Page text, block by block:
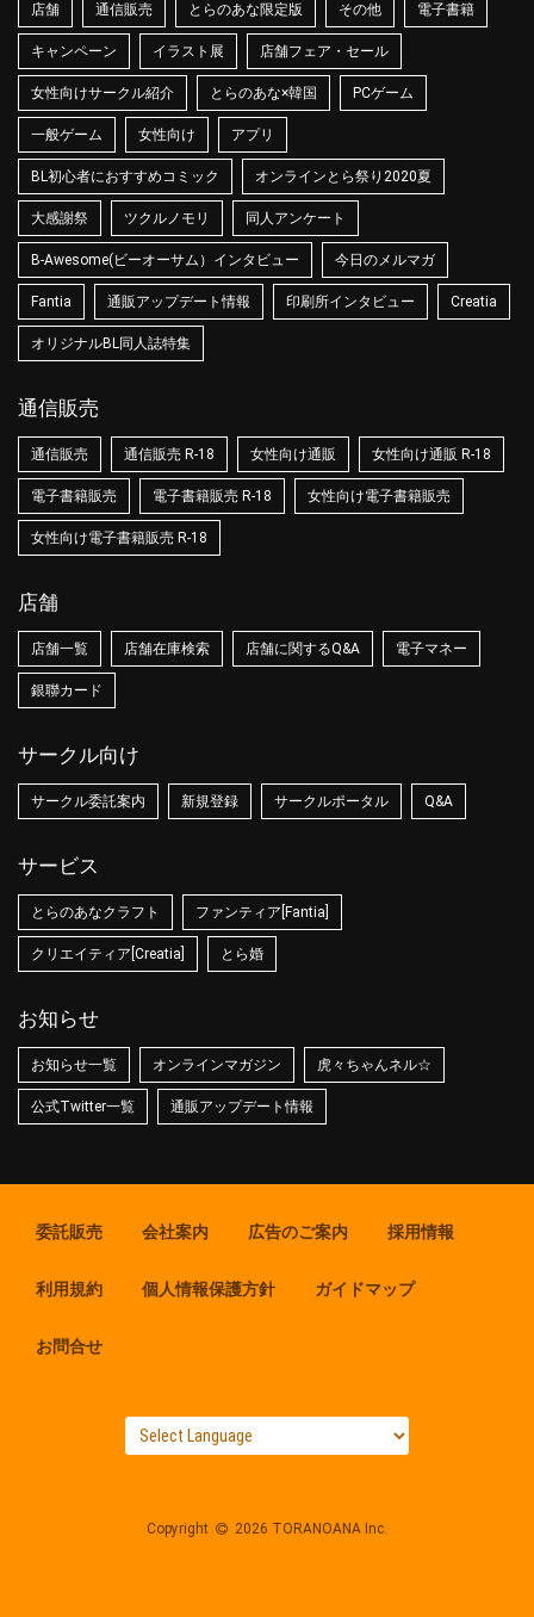
店舗 通信販売 とらのあな限定版 その他 電子書籍
キャンペーン イラスト展 店舗フェア・セール
女性向けサークル紹介 とらのあな×韓国 PCゲーム
一般ゲーム 女性向け アプリ
BL初心者におすすめコミック オンラインとら祭り2020夏
大感謝祭 ツクルノモリ 同人アンケート
B-Awesome(ビーオーサム）インタビュー 今日のメルマガ
Fantia 通販アップデート情報 印刷所インタビュー Creatia
オリジナルBL同人誌特集
通信販売
通信販売 通信販売 R-18 女性向け通販 女性向け通販 R-18
電子書籍販売 電子書籍販売 R-18 女性向け電子書籍販売
女性向け電子書籍販売 R-18
店舗
店舗一覧 店舗在庫検索 店舗に関するQ&A 電子マネー
銀聯カード
サークル向け
サークル委託案内 新規登録 サークルポータル Q&A
サービス
とらのあなクラフト ファンティア[Fantia]
クリエイティア[Creatia] とら婚
お知らせ
お知らせ一覧 オンラインマガジン 虎々ちゃんネル☆
公式Twitter一覧 通販アップデート情報
委託販売 会社案内 広告のご案内 採用情報
利用規約 個人情報保護方針 ガイドマップ
お問合せ
Copyright 2026 TORANOANA Inc.